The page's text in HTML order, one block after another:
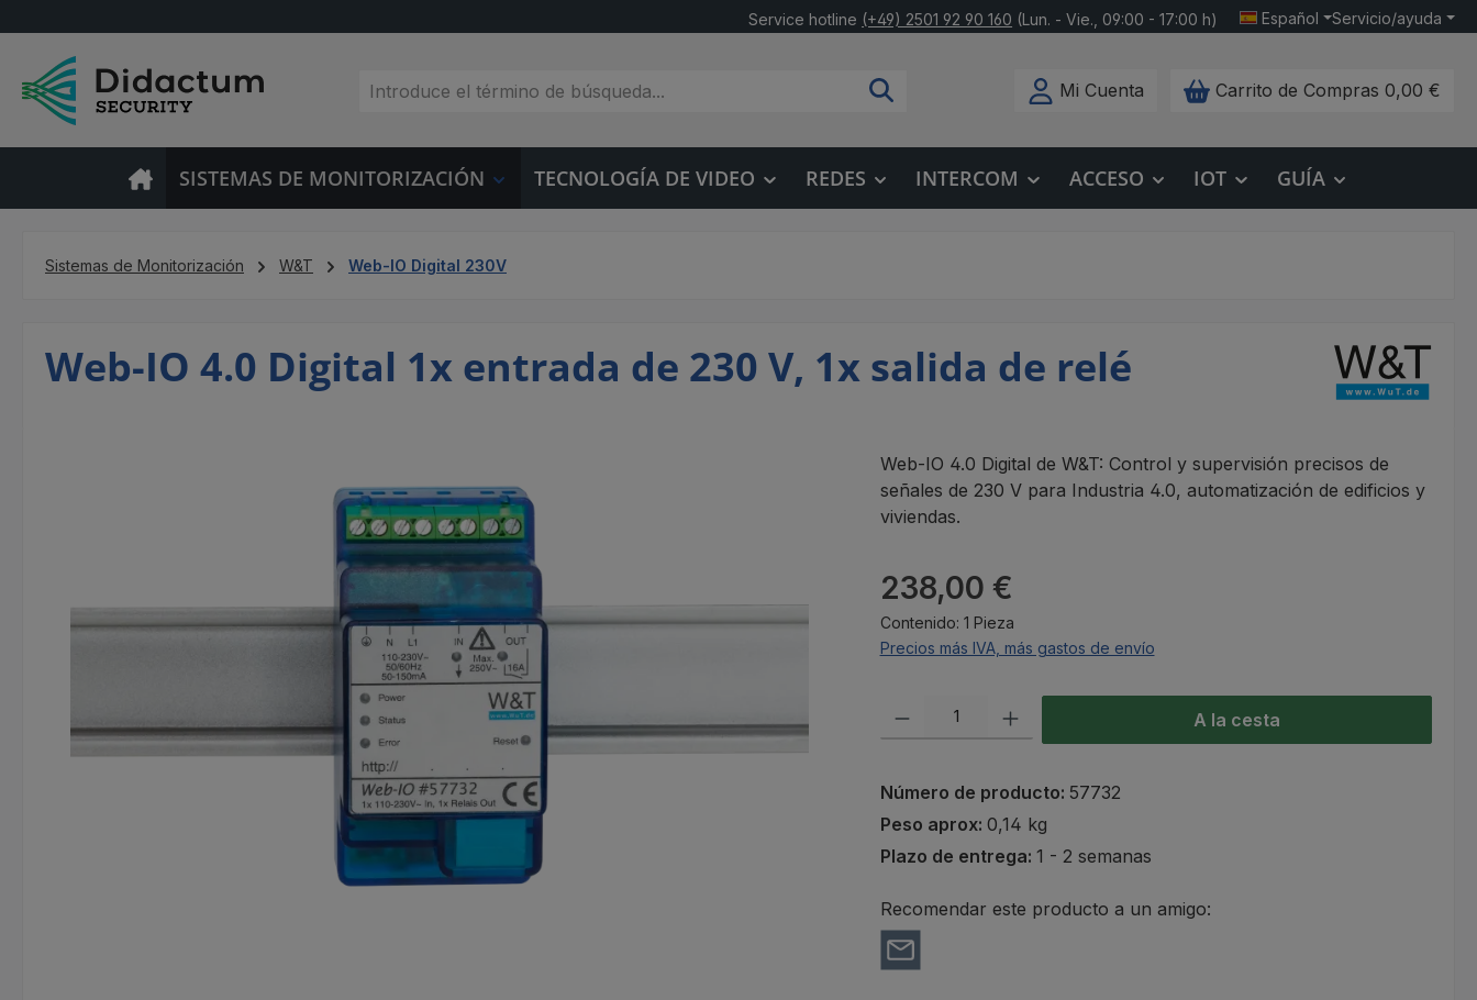
Service hotline (+49) 2501 92 90 160 (Lun. - Vie., 09:00 - 17:00 h) Español Servicio/ayuda
Mi Cuenta Carrito de Compras 0,00 €
SISTEMAS DE MONITORIZACIÓN TECNOLOGÍA DE VIDEO REDES INTERCOM ACCESO IOT GUÍA
Sistemas de Monitorización W&T Web-IO Digital 230V
Web-IO 4.0 Digital 1x entrada de 230 V, 1x salida de relé
Web-IO 4.0 Digital de W&T: Control y supervisión precisos de
señales de 230 V para Industria 4.0, automatización de edificios y
viviendas.
Precio normal:
238,00 €
Contenido: 1 Pieza
Precios más IVA, más gastos de envío
Cantidad del producto: introduce la cantidad deseada o usa los botones para
A la cesta
Número de producto: 57732
Peso aprox: 0,14 kg
Plazo de entrega: 1 - 2 semanas
Recomendar este producto a un amigo: